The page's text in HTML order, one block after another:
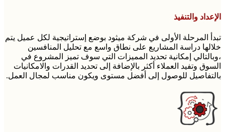
الإعداد والتنفيذ
تبدأ المرحلة الأولى في شركة ميثود بوضع إستراتيجية لكل عميل يتم
خلالها دراسة المشاريع على نطاق واسع مع تحليل المنافسين
،وبالتالي إمكانية تحديد المميزات التي سوف تميز المشروع في
السوق وتفيد العملاء أكثر بالإضافة إلى تحديد القدرات والامكانيات
بالتفاصيل للوصول إلى أفضل مستوى ويكون مناسب لمجال العمل.